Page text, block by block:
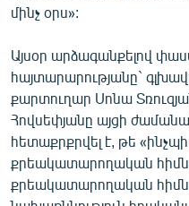
մինչ օրս»:
Այսօր արձագանքելով
հայտարարությանը`
քարտուղար Սոնա
Հովսեփյանը այցի
հետաքրքրվել է, թե
քրեակատարողական
քրեակատարողական